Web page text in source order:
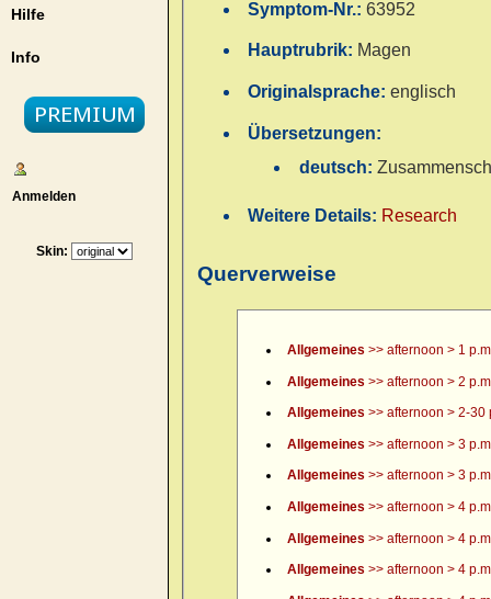
Hilfe
Info
Anmelden
Skin:
Symptom-Nr.:63952
Hauptrubrik: Magen
Originalsprache:englisch
Übersetzungen:
deutsch:
Weitere Details: Research
Querverweise
Allgemeines >> afternoon > 1
Allgemeines >> afternoon > 2 p.m.
Allgemeines >> afternoon > 2-30
Allgemeines >> afternoon > 3 p.m.
Allgemeines >> afternoon > 3
Allgemeines >> afternoon > 4
Allgemeines >> afternoon > 4
Allgemeines >> afternoon > 4